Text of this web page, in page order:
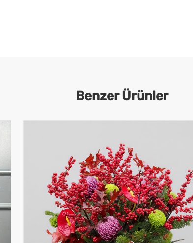
Benzer Ürünler